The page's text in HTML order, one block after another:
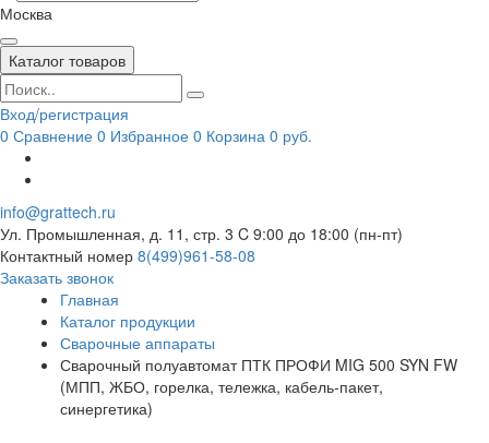
Москва
Каталог товаров
Вход/регистрация
0 Сравнение 0 Избранное 0 Корзина 0 руб.
info@grattech.ru
Ул. Промышленная, д. 11, стр. 3 C 9:00 до 18:00 (пн-пт)
Контактный номер 8(499)961-58-08
Заказать звонок
Главная
Каталог продукции
Сварочные аппараты
Сварочный полуавтомат ПТК ПРОФИ MIG 500 SYN FW
(МПП, ЖБО, горелка, тележка, кабель-пакет,
синергетика)